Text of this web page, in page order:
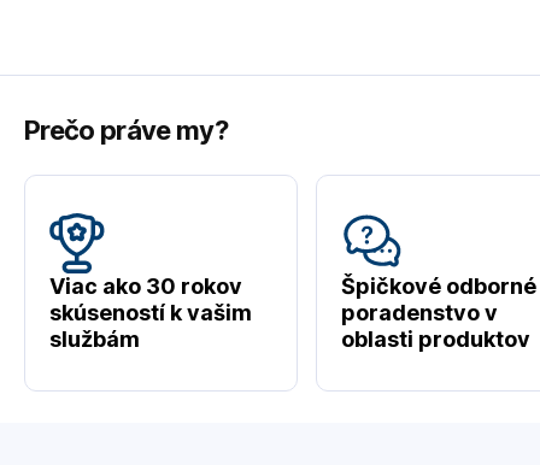
Prečo práve my?
Viac ako 30 rokov
skúseností k vašim
službám
Špičkové odborné
poradenstvo v
oblasti produktov